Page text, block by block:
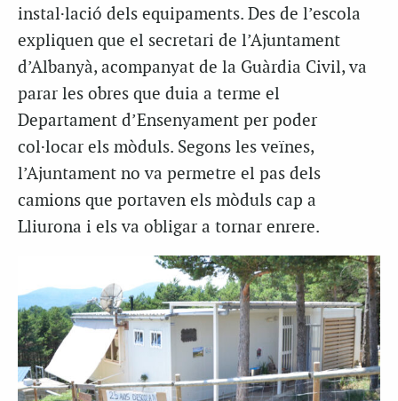
instal·lació dels equipaments. Des de l’escola
expliquen que el secretari de l’Ajuntament
d’Albanyà, acompanyat de la Guàrdia Civil, va
parar les obres que duia a terme el
Departament d’Ensenyament per poder
col·locar els mòduls. Segons les veïnes,
l’Ajuntament no va permetre el pas dels
camions que portaven els mòduls cap a
Lliurona i els va obligar a tornar enrere.